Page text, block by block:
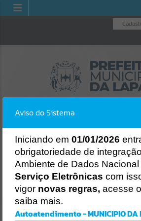
OUVIDORIA GERAL
DO MUNICÍPIO
LICITAÇÕES
Aviso do Sistema
Iniciando em 01/01/2026
obrigatoriedade de
Ambiente de Dados Nacional
Serviço Eletrônicas com
vigor novas regras, acesse
saiba mais.
Autoatendimento - MUNICIPIO DA
Erro
Gerenciamento do Sistema
Ocorreu um erro de script: